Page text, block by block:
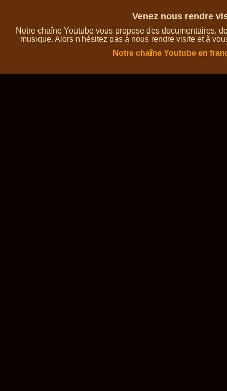
Venez nous rendre
Notre chaîne Youtube vous propose des documentaires,
musique. Alors n'hésitez pas à nous rendre visite et à
Notre chaîne Youtube en